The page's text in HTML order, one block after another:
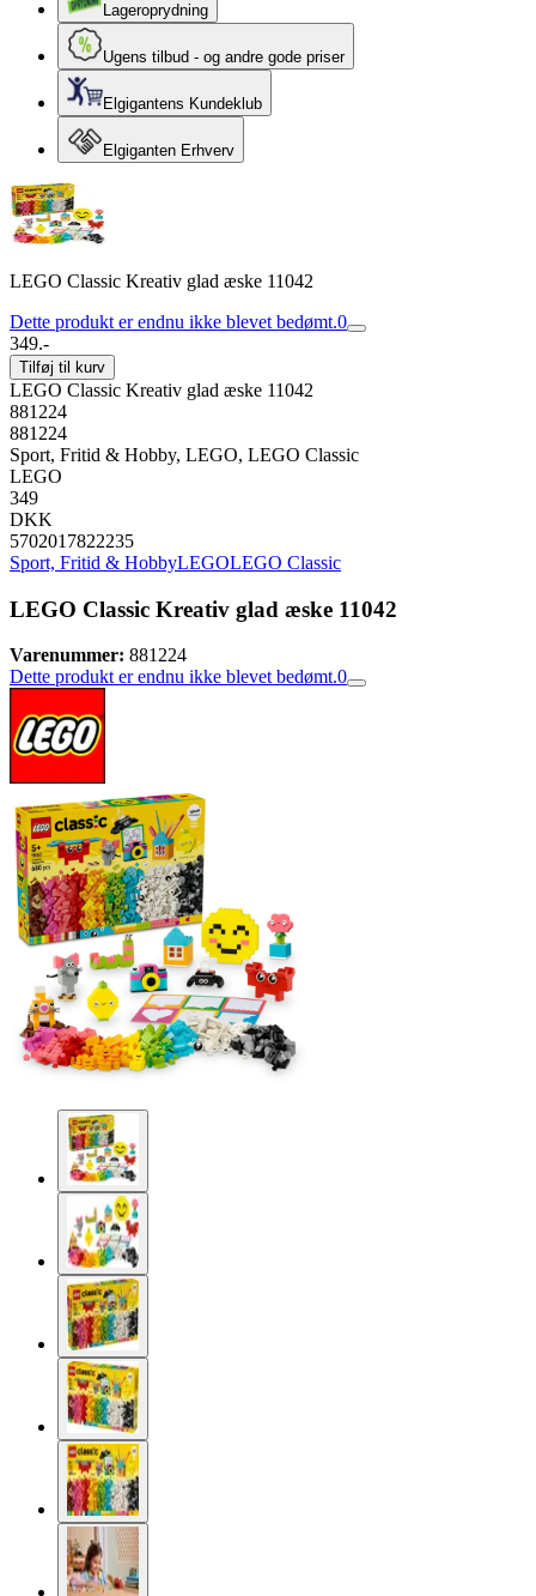
Lageroprydning
Ugens tilbud - og andre gode priser
Elgigantens Kundeklub
Elgiganten Erhverv
LEGO Classic Kreativ glad æske 11042
Dette produkt er endnu ikke blevet bedømt.0
349.-
Tilføj til kurv
LEGO Classic Kreativ glad æske 11042
881224
881224
Sport, Fritid & Hobby, LEGO, LEGO Classic
LEGO
349
DKK
5702017822235
Sport, Fritid & HobbyLEGOLEGO Classic
LEGO Classic Kreativ glad æske 11042
Varenummer: 881224
Dette produkt er endnu ikke blevet bedømt.0